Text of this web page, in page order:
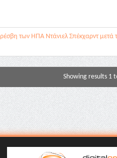
των ΗΠΑ Ντάνιελ Σπέκχαρντ μετά
Showing results 1